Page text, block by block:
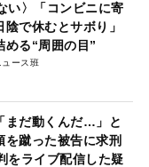
い〉「コンビニに寄
で休むとサボり」
める“周囲の目”
ース班
まだ動くんだ…」と
蹴った被告に求刑
をライブ配信した疑